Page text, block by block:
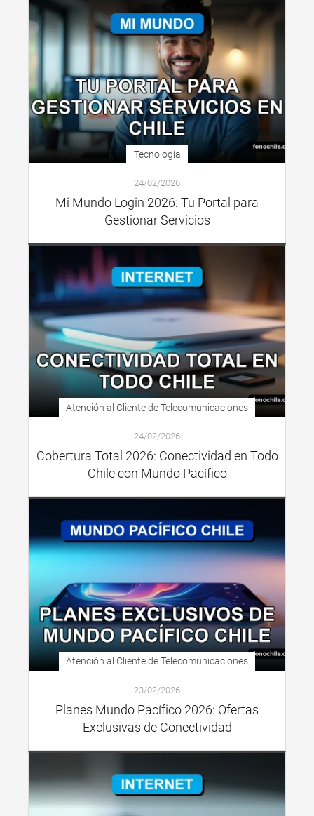
Tecnología
24/02/2026
Mi Mundo Login 2026: Tu Portal para
Gestionar Servicios
Atención al Cliente de Telecomunicaciones
24/02/2026
Cobertura Total 2026: Conectividad en Todo
Chile con Mundo Pacífico
Atención al Cliente de Telecomunicaciones
23/02/2026
Planes Mundo Pacífico 2026: Ofertas
Exclusivas de Conectividad